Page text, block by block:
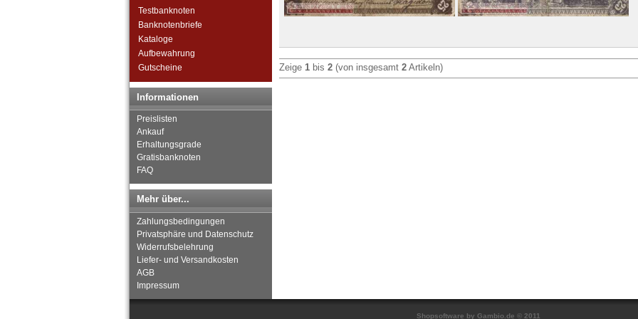
Wittenberge
Wittenburg
Wohlau
Woldegk
Wörishofen, Bad
Worpswede
Wunsiedel
Wunstorf
Würzburg
Wurzen
Orte mit X...
Orte mit Z...
Testbanknoten
Banknotenbriefe
Kataloge
Aufbewahrung
Gutscheine
Informationen
Preislisten
Ankauf
Erhaltungsgrade
Gratisbanknoten
FAQ
Mehr über...
Zahlungsbedingungen
Privatsphäre und Datenschutz
Widerrufsbelehrung
Liefer- und Versandkosten
AGB
Impressum
Zeige 1 bis 2 (von insgesamt 2 Artikeln)
Shopsoftware by Gambio.de © 2011